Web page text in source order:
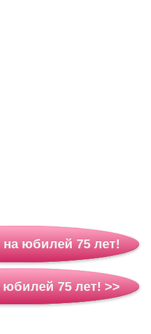
на юбилей 75 лет!
юбилей 75 лет! >>